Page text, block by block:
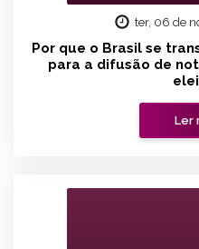
ter, 06 de
Por que o Brasil se
para a difusão de
Ler